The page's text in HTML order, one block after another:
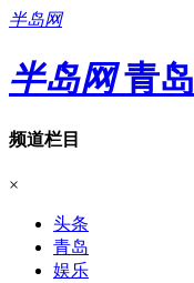
半岛网
半岛网青岛
频道栏目
×
头条
青岛
娱乐